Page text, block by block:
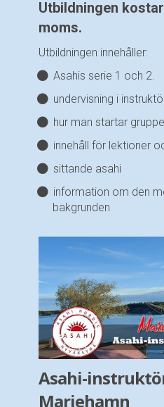
Utbildningen
moms.
Utbildningen innehåller:
Asahis serie 1 och 2.
undervisning i
hur man startar
innehåll för lektioner
sittande asahi
information om den
bakgrunden
Asahi-
Mariehamn